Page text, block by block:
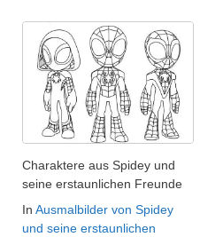
Charaktere aus Spidey und
seine erstaunlichen Freunde
In Ausmalbilder von Spidey
und seine erstaunlichen